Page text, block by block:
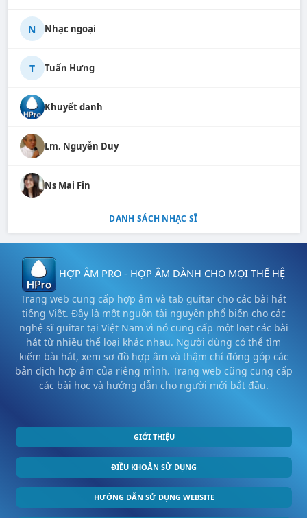
N Nhạc ngoại
T Tuấn Hưng
Khuyết danh
Lm. Nguyễn Duy
Ns Mai Fin
DANH SÁCH NHẠC SĨ
HỢP ÂM PRO - HỢP ÂM DÀNH CHO MỌI THẾ HỆ
Trang web cung cấp hợp âm và tab guitar cho các bài hát
tiếng Việt. Đây là một nguồn tài nguyên phổ biến cho các
nghệ sĩ guitar tại Việt Nam vì nó cung cấp một loạt các bài
hát từ nhiều thể loại khác nhau. Người dùng có thể tìm
kiếm bài hát, xem sơ đồ hợp âm và thậm chí đóng góp các
bản dịch hợp âm của riêng mình. Trang web cũng cung cấp
các bài học và hướng dẫn cho người mới bắt đầu.
GIỚI THIỆU
ĐIỀU KHOẢN SỬ DỤNG
HƯỚNG DẪN SỬ DỤNG WEBSITE